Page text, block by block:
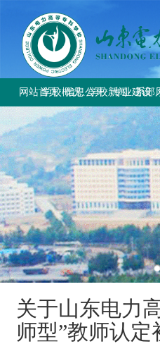
网站首页学校概况
学校简介
学校章程
历史沿革
规章制度
校园风貌
信息公开学校新闻
学校要闻
校园公告
专业建设
专业设
方案标准
教材课程
师资队伍
实训资源
学生技能
系部
电
电
动
计
信
基
关于山东电力
师型”教师认